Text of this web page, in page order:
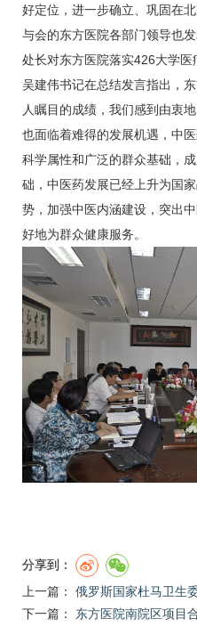
好定位，进一步确立、巩固在
与会的东方医院各部门领导也
处长对东方医院落实426大学医
吴建伟书记在总结发言指出，
人瞩目的成绩，我们感到由衷
也面临着难得的发展机遇，中
科学属性和广泛的群众基础，
础，中医药发展已经上升为国
势，加强中医内涵建设，突出
好地为群众健康服务。
分享到：
上一篇：
俄罗斯国家杜马卫生
下一篇：
东方医院南院区项目